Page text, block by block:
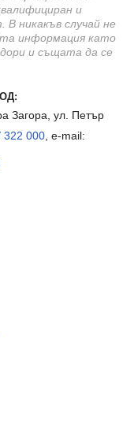
и
В никакъв случай не
информация като
и същата да се
Загора, ул. Петър
322 000, e-mail: